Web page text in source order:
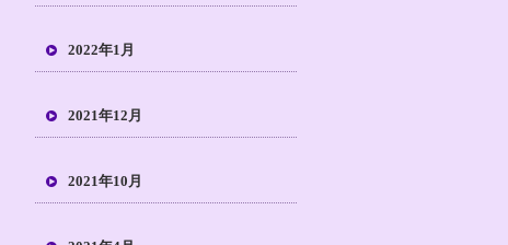
2022年1月
2021年12月
2021年10月